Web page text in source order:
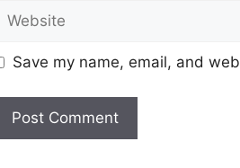
Website
Save my name, email, and